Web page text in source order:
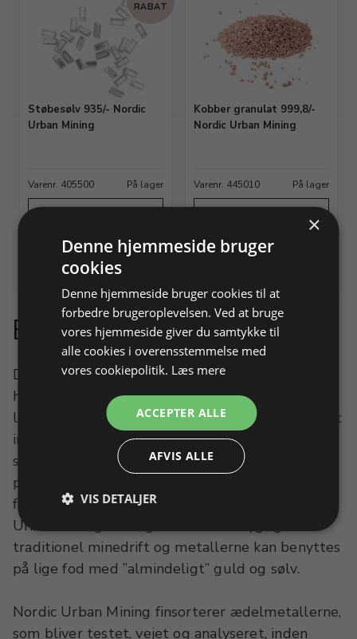
RABAT
Støbesølv 935/- Nordic
Urban Mining
Varenr. 405500 På lager
Info
Kobber granulat 999,8/-
Nordic Urban Mining
Varenr. 445010 På lager
Info
Du har set 6 varer af 6
Bæredygtig ædelmetal
Der gemmer sig en del smykker i det
husholdningsaffald, der ender på landets
lossepladser og urban mining er en metode til at
indsamle sølv og guld fra skrald. Smykkerne i
skraldet ser ikke ud som nye, for de bliver
påvirket af varmen og mister deres oprindelige
form, men der er intet galt med selve metallet.
Urban mining er langt mere bæredygtigt end
traditionel minedrift og metallerne kan benyttes
på lige fod med ”almindeligt” guld og sølv.
Nordic Urban Mining finsorterer ædelmetallerne,
som bliver testet, vejet og analyseret, inden
×
Denne hjemmeside bruger
cookies
Denne hjemmeside bruger cookies til at
forbedre brugeroplevelsen. Ved at bruge
vores hjemmeside giver du samtykke til
alle cookies i overensstemmelse med
vores cookiepolitik. Læs mere
ACCEPTER ALLE
AFVIS ALLE
VIS DETALJER